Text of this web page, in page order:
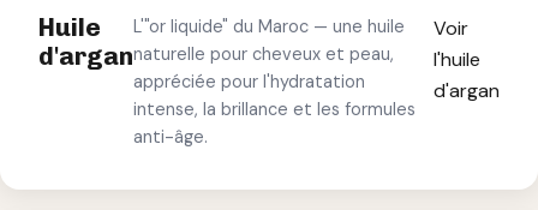
Huile
d'argan
L'"or liquide" du Maroc — une huile
naturelle pour cheveux et peau,
appréciée pour l'hydratation
intense, la brillance et les formules
anti-âge.
Voir
l'huile
d'argan